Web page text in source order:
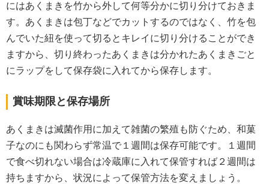
にはあくまきを竹から外して何等分かに切り分けておきま
す。あくまきは包丁などでカットするのではなく、竹を包
んでいた紐を使って切るとキレイに切り分けることができ
ますから、切り終わったあくまきは分かれたあくまきごと
にラップをして保存袋に入れてから保存します。
賞味期限と保存場所
あくまきは滅菌作用に加えて雑菌の繁殖も防ぐため、和菓
子なのにも関わらず常温で１週間は保存可能です。１週間
で食べ切れない場合は冷蔵庫に入れて保管すれば２週間は
持ちますから、状況によって保管方法を変えましょう。